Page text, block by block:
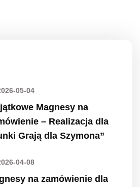
05-04
Magnesy na
– Realizacja dla
Grają dla Szymona”
04-08
na zamówienie dla